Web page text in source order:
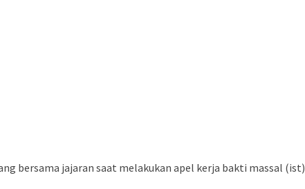
bersama jajaran saat melakukan apel kerja bakti massal (ist)